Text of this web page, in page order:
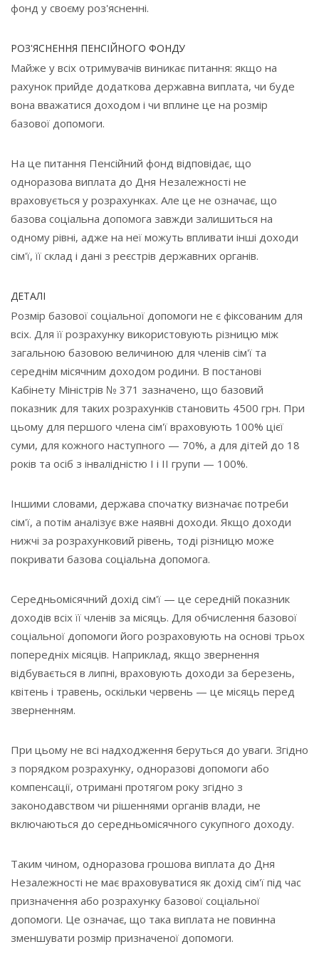
фонд у своєму роз'ясненні.
РОЗ'ЯСНЕННЯ ПЕНСІЙНОГО ФОНДУ
Майже у всіх отримувачів виникає питання: якщо на
рахунок прийде додаткова державна виплата, чи буде
вона вважатися доходом і чи вплине це на розмір
базової допомоги.
На це питання Пенсійний фонд відповідає, що
одноразова виплата до Дня Незалежності не
враховується у розрахунках. Але це не означає, що
базова соціальна допомога завжди залишиться на
одному рівні, адже на неї можуть впливати інші доходи
сім'ї, її склад і дані з реєстрів державних органів.
ДЕТАЛІ
Розмір базової соціальної допомоги не є фіксованим для
всіх. Для її розрахунку використовують різницю між
загальною базовою величиною для членів сім'ї та
середнім місячним доходом родини. В постанові
Кабінету Міністрів № 371 зазначено, що базовий
показник для таких розрахунків становить 4500 грн. При
цьому для першого члена сім'ї враховують 100% цієї
суми, для кожного наступного — 70%, а для дітей до 18
років та осіб з інвалідністю I і II групи — 100%.
Іншими словами, держава спочатку визначає потреби
сім'ї, а потім аналізує вже наявні доходи. Якщо доходи
нижчі за розрахунковий рівень, тоді різницю може
покривати базова соціальна допомога.
Середньомісячний дохід сім'ї — це середній показник
доходів всіх її членів за місяць. Для обчислення базової
соціальної допомоги його розраховують на основі трьох
попередніх місяців. Наприклад, якщо звернення
відбувається в липні, враховують доходи за березень,
квітень і травень, оскільки червень — це місяць перед
зверненням.
При цьому не всі надходження беруться до уваги. Згідно
з порядком розрахунку, одноразові допомоги або
компенсації, отримані протягом року згідно з
законодавством чи рішеннями органів влади, не
включаються до середньомісячного сукупного доходу.
Таким чином, одноразова грошова виплата до Дня
Незалежності не має враховуватися як дохід сім'ї під час
призначення або розрахунку базової соціальної
допомоги. Це означає, що така виплата не повинна
зменшувати розмір призначеної допомоги.